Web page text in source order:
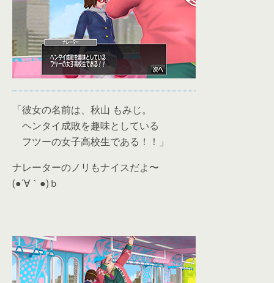
「彼女の名前は、秋山 もみじ。
ヘンタイ成敗を趣味としている
フツーの女子高校生である！！」
ナレーターのノリもナイスだよ〜
(●´∀｀●)ｂ